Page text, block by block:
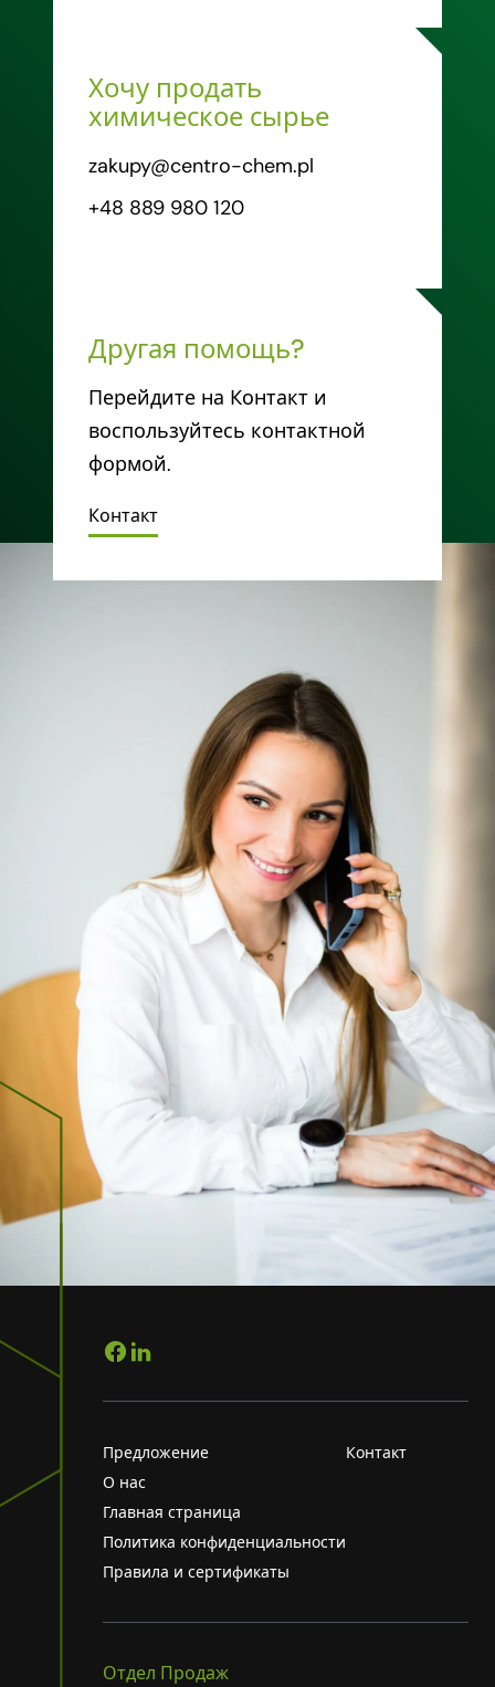
Хочу продать
химическое сырье
zakupy@centro-chem.pl
+48 889 980 120
Другая помощь?
Перейдите на Контакт и
воспользуйтесь контактной
формой.
Контакт
Предложение
О нас
Главная страница
Политика конфиденциальности
Правила и сертификаты
Контакт
Отдел Продаж